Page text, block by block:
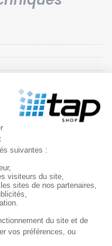
kg
kg
: Oui
deux